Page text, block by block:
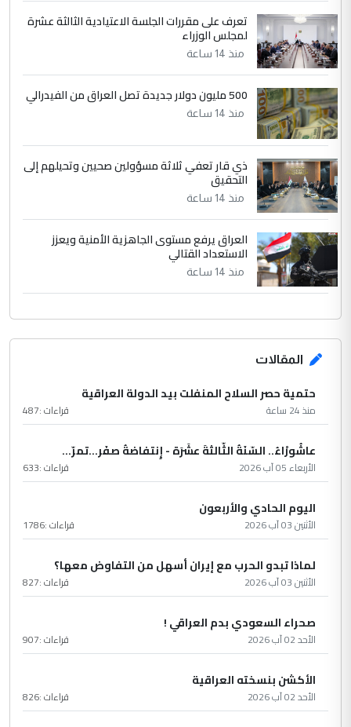
الموضوع :
بين الإهمال واغتصاب الأرض.. بلاد
الرافدين تعاني الجفاف والتصحر!!
تعرف على مقررات الجلسة الاعتيادية الثالثة عشرة
لمجلس الوزراء
منذ 14 ساعة
500 مليون دولار جديدة تصل العراق من الفيدرالي
منذ 14 ساعة
ذي قار تعفي ثلاثة مسؤولين صحيين وتحيلهم إلى
التحقيق
منذ 14 ساعة
العراق يرفع مستوى الجاهزية الأمنية ويعزز
الاستعداد القتالي
منذ 14 ساعة
المقالات
حتمية حصر السلاح المنفلت بيد الدولة العراقية
منذ 24 ساعة قراءات :487
عاشُورْاءُ.. السّنَةُ الثّالثةَ عشَرَة - إِنتفاضةُ صفَر…تمرّ...
الأربعاء 05 آب 2026 قراءات :633
اليوم الحادي والأربعون
الأثنين 03 آب 2026 قراءات :1786
لماذا تبدو الحرب مع إيران أسهل من التفاوض معها؟
الأثنين 03 آب 2026 قراءات :827
صحراء السعودي بدم العراقي !
الأحد 02 آب 2026 قراءات :907
الأكشن بنسخته العراقية
الأحد 02 آب 2026 قراءات :826